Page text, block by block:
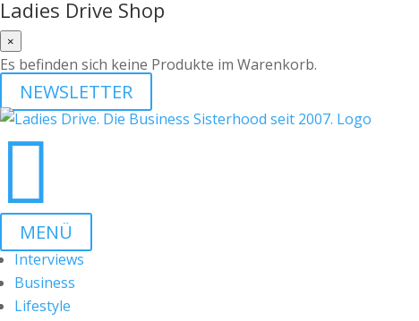
Ladies Drive Shop
×
Es befinden sich keine Produkte im Warenkorb.
NEWSLETTER

MENÜ
Interviews
Business
Lifestyle